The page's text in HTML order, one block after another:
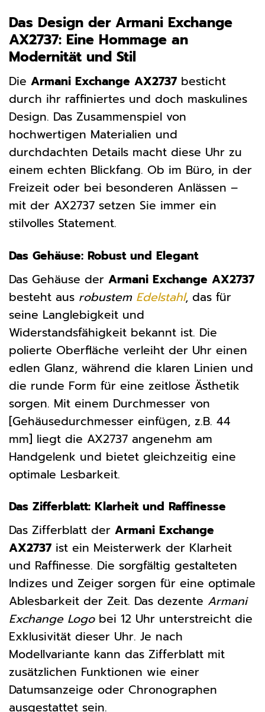
Das Design der Armani Exchange
AX2737: Eine Hommage an
Modernität und Stil
Die Armani Exchange AX2737 besticht
durch ihr raffiniertes und doch maskulines
Design. Das Zusammenspiel von
hochwertigen Materialien und
durchdachten Details macht diese Uhr zu
einem echten Blickfang. Ob im Büro, in der
Freizeit oder bei besonderen Anlässen –
mit der AX2737 setzen Sie immer ein
stilvolles Statement.
Das Gehäuse: Robust und Elegant
Das Gehäuse der Armani Exchange AX2737
besteht aus robustem Edelstahl, das für
seine Langlebigkeit und
Widerstandsfähigkeit bekannt ist. Die
polierte Oberfläche verleiht der Uhr einen
edlen Glanz, während die klaren Linien und
die runde Form für eine zeitlose Ästhetik
sorgen. Mit einem Durchmesser von
[Gehäusedurchmesser einfügen, z.B. 44
mm] liegt die AX2737 angenehm am
Handgelenk und bietet gleichzeitig eine
optimale Lesbarkeit.
Das Zifferblatt: Klarheit und Raffinesse
Das Zifferblatt der Armani Exchange
AX2737 ist ein Meisterwerk der Klarheit
und Raffinesse. Die sorgfältig gestalteten
Indizes und Zeiger sorgen für eine optimale
Ablesbarkeit der Zeit. Das dezente Armani
Exchange Logobei 12 Uhr unterstreicht die
Exklusivität dieser Uhr. Je nach
Modellvariante kann das Zifferblatt mit
zusätzlichen Funktionen wie einer
Datumsanzeige oder Chronographen
ausgestattet sein.